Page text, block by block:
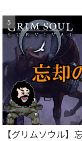
【グリムソウル】